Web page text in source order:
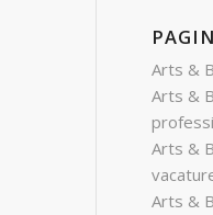
Arts &
Arts &
Arts &
Arts &